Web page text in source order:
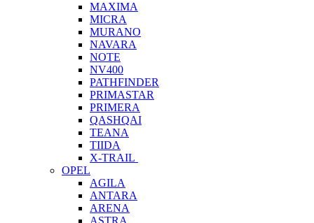
MAXIMA
MICRA
MURANO
NAVARA
NOTE
NV400
PATHFINDER
PRIMASTAR
PRIMERA
QASHQAI
TEANA
TIIDA
X-TRAIL
OPEL
AGILA
ANTARA
ARENA
ASTRA